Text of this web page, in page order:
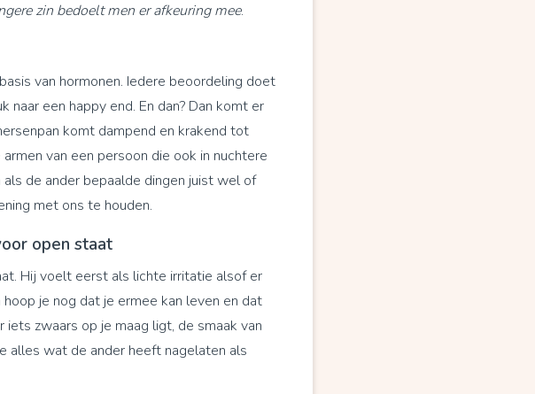
zin bedoelt men er afkeuring mee.
van hormonen. Iedere beoordeling doet
een happy end. En dan? Dan komt er
komt dampend en krakend tot
van een persoon die ook in nuchtere
de ander bepaalde dingen juist wel of
met ons te houden.
open staat
Hij voelt eerst als lichte irritatie alsof er
je nog dat je ermee kan leven en dat
zwaars op je maag ligt, de smaak van
alles wat de ander heeft nagelaten als